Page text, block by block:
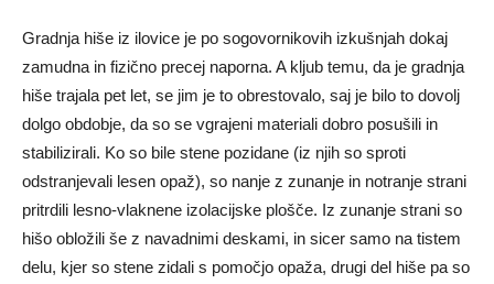
Gradnja hiše iz ilovice je po sogovornikovih izkušnjah dokaj
zamudna in fizično precej naporna. A kljub temu, da je gradnja
hiše trajala pet let, se jim je to obrestovalo, saj je bilo to dovolj
dolgo obdobje, da so se vgrajeni materiali dobro posušili in
stabilizirali. Ko so bile stene pozidane (iz njih so sproti
odstranjevali lesen opaž), so nanje z zunanje in notranje strani
pritrdili lesno-vlaknene izolacijske plošče. Iz zunanje strani so
hišo obložili še z navadnimi deskami, in sicer samo na tistem
delu, kjer so stene zidali s pomočjo opaža, drugi del hiše pa so